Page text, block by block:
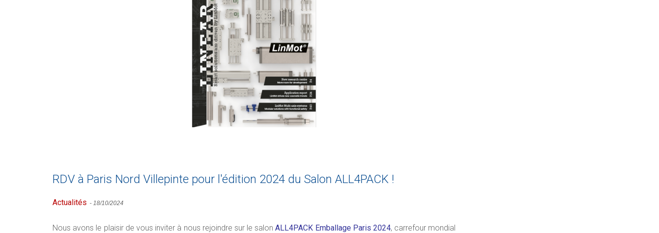
RDV à Paris Nord Villepinte pour l'édition 2024 du Salon ALL4PACK !
Actualités - 18/10/2024
Nous avons le plaisir de vous inviter à nous rejoindre sur le salonALL4PACK Emballage Paris 2024, carrefour mondial